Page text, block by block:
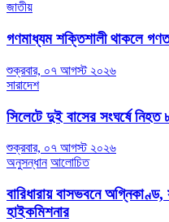
জাতীয়
গণমাধ্যম শক্তিশালী থাকলে
শুক্রবার, ০৭ আগস্ট ২০২৬
সারাদেশ
সিলেটে দুই বাসের সংঘর্ষে নিহত
শুক্রবার, ০৭ আগস্ট ২০২৬
অনুসন্ধান আলোচিত
বারিধারায় বাসভবনে অগ্নিকাণ্ড,
হাইকমিশনার